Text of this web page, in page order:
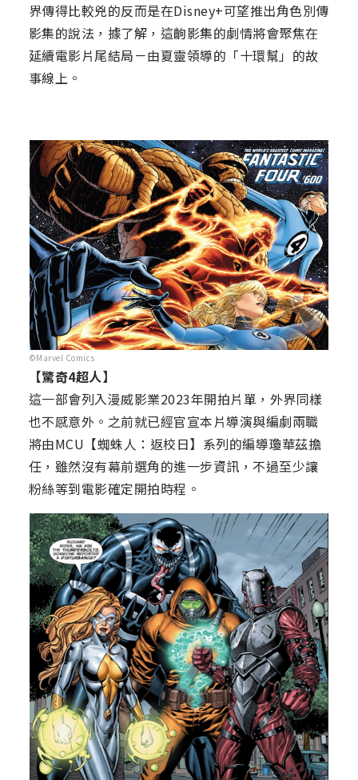
界傳得比較兇的反而是在Disney+可望推出角色別傳
影集的說法，據了解，這齣影集的劇情將會聚焦在
延續電影片尾結局－由夏靈領導的「十環幫」的故
事線上。
©Marvel Comics
【驚奇4超人】
這一部會列入漫威影業2023年開拍片單，外界同樣
也不感意外。之前就已經官宣本片導演與編劇兩職
將由MCU【蜘蛛人：返校日】系列的編導瓊華茲擔
任，雖然沒有幕前選角的進一步資訊，不過至少讓
粉絲等到電影確定開拍時程。